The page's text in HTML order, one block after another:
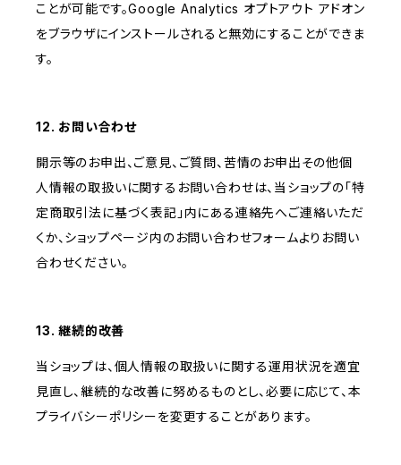
ことが可能です。Google Analytics オプトアウト アドオン
をブラウザにインストールされると無効にすることができま
す。
12. お問い合わせ
開示等のお申出、ご意見、ご質問、苦情のお申出その他個
人情報の取扱いに関するお問い合わせは、当ショップの「特
定商取引法に基づく表記」内にある連絡先へご連絡いただ
くか、ショップページ内のお問い合わせフォームよりお問い
合わせください。
13. 継続的改善
当ショップは、個人情報の取扱いに関する運用状況を適宜
見直し、継続的な改善に努めるものとし、必要に応じて、本
プライバシーポリシーを変更することがあります。